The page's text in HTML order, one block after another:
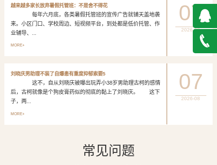
越来越多家长放弃暑假托管班：不是舍不得花
每年六月底，各类暑假托管班的宣传广告就铺天盖地袭
来。小区门口、学校周边、短视频平台，到处都是低价托管、作
业辅导、...
MORE+
07
2026-08
刘晓庆男助理不装了自爆患有重度抑郁索要5
这不，自从刘晓庆被曝出玩弄小38岁男助理古柯的感情
后，古柯就像是个狗皮膏药似的彻底的黏上了刘晓庆。 这下
子，两...
MORE+
07
2026-08
常见问题
QQ在